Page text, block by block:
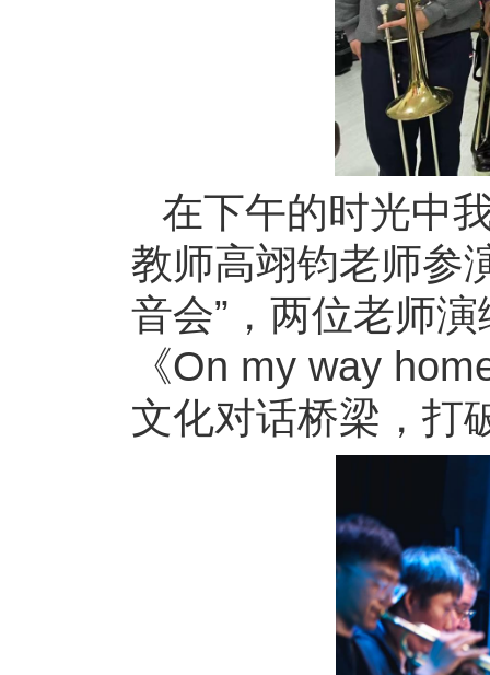
在下午的时光中
教师高翊钧老师参
音会”，两位老师
《On my way
文化对话桥梁，打